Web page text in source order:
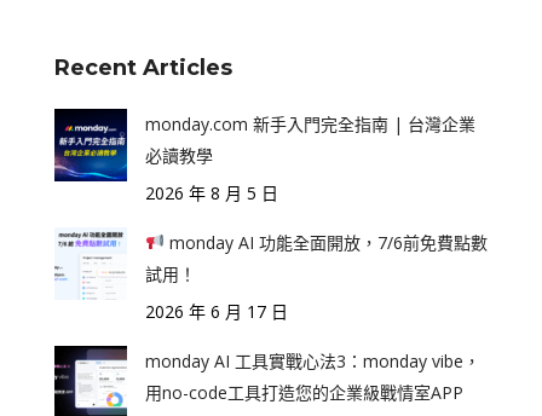
Recent Articles
monday.com 新手入門完全指南 | 台灣企業
必讀教學
2026 年 8 月 5 日
monday AI 功能全面開放，7/6前免費點數
試用！
2026 年 6 月 17 日
monday AI 工具實戰心法3：monday vibe，
用no-code工具打造您的企業級戰情室APP